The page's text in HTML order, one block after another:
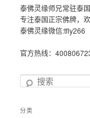
泰佛灵缘师兄常驻泰
专注泰国正宗佛牌，
泰佛灵缘微信:tfly266
官方热线：
搜
分类